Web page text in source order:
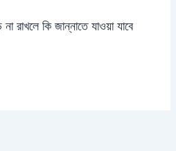
রাখলে কি জান্নাতে যাওয়া যাবে